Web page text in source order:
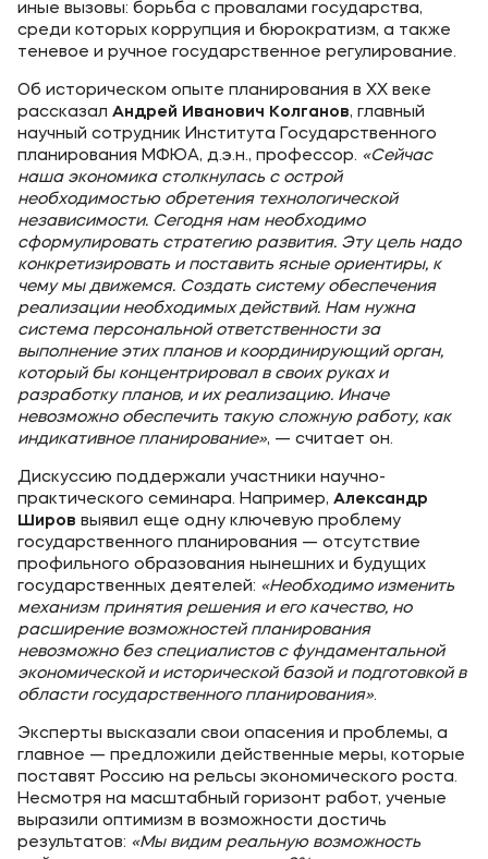
иные вызовы: борьба с провалами государства,
среди которых коррупция и бюрократизм, а также
теневое и ручное государственное регулирование.
Об историческом опыте планирования в XX веке
рассказал Андрей Иванович Колганов, главный
научный сотрудник Института Государственного
планирования МФЮА, д.э.н., профессор. «Сейчас
наша экономика столкнулась с острой
необходимостью обретения технологической
независимости. Сегодня нам необходимо
сформулировать стратегию развития. Эту цель надо
конкретизировать и поставить ясные ориентиры, к
чему мы движемся. Создать систему обеспечения
реализации необходимых действий. Нам нужна
система персональной ответственности за
выполнение этих планов и координирующий орган,
который бы концентрировал в своих руках и
разработку планов, и их реализацию. Иначе
невозможно обеспечить такую сложную работу, как
индикативное планирование», — считает он.
Дискуссию поддержали участники научно-
практического семинара. Например, Александр
Широв выявил еще одну ключевую проблему
государственного планирования — отсутствие
профильного образования нынешних и будущих
государственных деятелей: «Необходимо изменить
механизм принятия решения и его качество, но
расширение возможностей планирования
невозможно без специалистов с фундаментальной
экономической и исторической базой и подготовкой в
области государственного планирования».
Эксперты высказали свои опасения и проблемы, а
главное — предложили действенные меры, которые
поставят Россию на рельсы экономического роста.
Несмотря на масштабный горизонт работ, ученые
выразили оптимизм в возможности достичь
результатов: «Мы видим реальную возможность